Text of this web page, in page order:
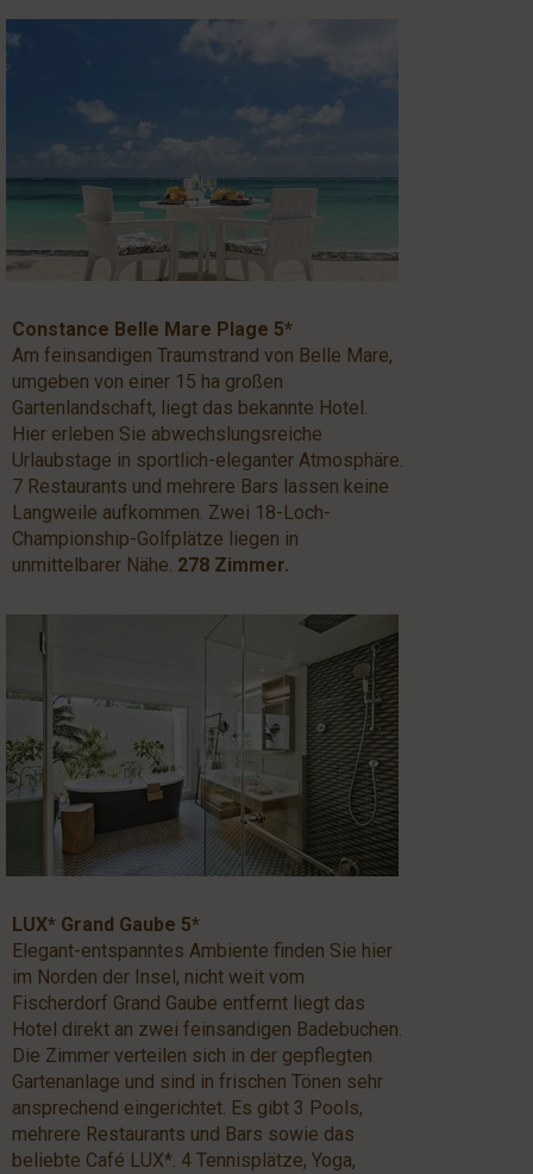
Constance Belle Mare Plage 5*
Am feinsandigen Traumstrand von Belle Mare,
umgeben von einer 15 ha großen
Gartenlandschaft, liegt das bekannte Hotel.
Hier erleben Sie abwechslungsreiche
Urlaubstage in sportlich-eleganter Atmosphäre.
7 Restaurants und mehrere Bars lassen keine
Langweile aufkommen. Zwei 18-Loch-
Championship-Golfplätze liegen in
unmittelbarer Nähe. 278 Zimmer.
LUX* Grand Gaube 5*
Elegant-entspanntes Ambiente finden Sie hier
im Norden der Insel, nicht weit vom
Fischerdorf Grand Gaube entfernt liegt das
Hotel direkt an zwei feinsandigen Badebuchen.
Die Zimmer verteilen sich in der gepflegten
Gartenanlage und sind in frischen Tönen sehr
ansprechend eingerichtet. Es gibt 3 Pools,
mehrere Restaurants und Bars sowie das
beliebte Café LUX*. 4 Tennisplätze, Yoga,